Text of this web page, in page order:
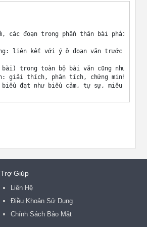
Trợ Giúp
Liên Hệ
Điều Khoản Sử Dụng
Chính Sách Bảo Mật